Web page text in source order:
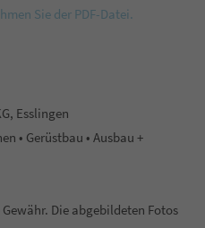
Sie der PDF-Datei.
Esslingen
• Gerüstbau • Ausbau +
Die abgebildeten Fotos